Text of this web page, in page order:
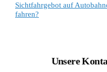
Sichtfahrgebot auf
fahren?
Unsere